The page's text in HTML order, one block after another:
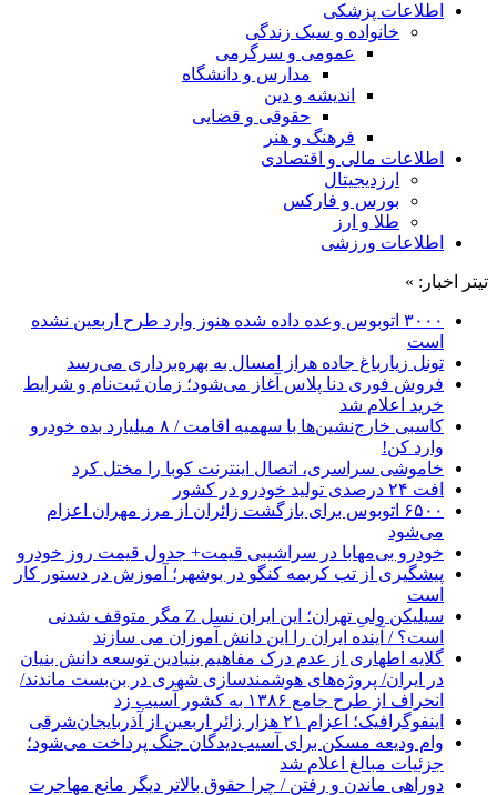
اطلاعات پزشکی
خانواده و سبک زندگی
عمومی و سرگرمی
مدارس و دانشگاه
اندیشه و دین
حقوقی و قضایی
فرهنگ و هنر
اطلاعات مالی و اقتصادی
ارزدیجیتال
بورس و فارکس
طلا و ارز
اطلاعات ورزشی
تیتر اخبار: »
۳۰۰۰ اتوبوس وعده داده شده هنوز وارد طرح اربعین نشده
است
تونل زیارباغ جاده هراز امسال به بهره‌برداری می‌رسد
فروش فوری دنا پلاس آغاز می‌شود؛ زمان ثبت‌نام و شرایط
خرید اعلام شد
کاسبی خارج‌نشین‌ها با سهمیه اقامت / ۸ میلیارد بده خودرو
وارد کن!
خاموشی سراسری، اتصال اینترنت کوبا را مختل کرد
افت ۲۴ درصدی تولید خودرو در کشور
۶۵۰۰ اتوبوس برای بازگشت زائران از مرز مهران اعزام
می‌شود
خودرو بی‌مهابا در سراشیبی قیمت+ جدول قیمت روز خودرو
پیشگیری از تب کریمه کنگو در بوشهر؛ آموزش در دستور کار
است
سیلیکن ولیِ تهران؛ این ایران نسل Z مگر متوقف شدنی
است؟ / آینده ایران را این دانش آموزان می سازند
گلایه اطهاری از عدم درک مفاهیم بنیادین توسعه دانش بنیان
در ایران/ پروژه‌های هوشمندسازی شهری در بن‌بست ماندند/
انحراف از طرح جامع ۱۳۸۶ به کشور آسیب زد
اینفوگرافیک؛ اعزام ۲۱ هزار زائر اربعین از آذربایجان‌شرقی
وام ودیعه مسکن برای آسیب‌دیدگان جنگ پرداخت می‌شود؛
جزئیات مبالغ اعلام شد
دوراهی ماندن و رفتن / چرا حقوق بالاتر دیگر مانع مهاجرت